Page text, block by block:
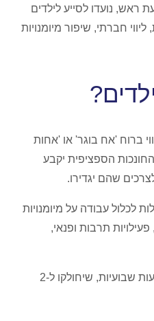
ראש, נועדו לסייע לילדים
חברתי, שיפור מיומנויות
ברוח 'אח בוגר' או 'אחות
הספציפית יקבע
שהם יגדירו.
לכלול עבודה על מיומנויות
תרבות ופנאי,
החונכות תינתן בהיקף של 4 שעות שבועיות, שיחולקו ל-2